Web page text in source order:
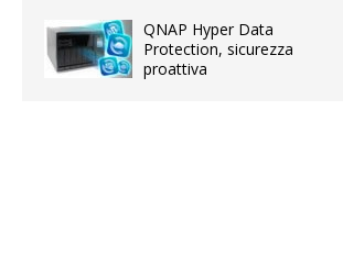
QNAP Hyper Data
Protection, sicurezza
proattiva